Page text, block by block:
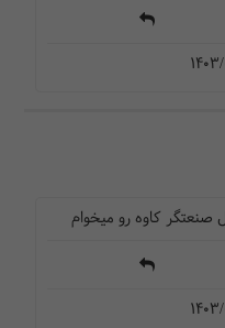
کاوه رو میخوام